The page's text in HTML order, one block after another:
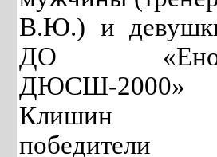
В.Ю.) и
ДО
ДЮСШ-2000»
Клишин